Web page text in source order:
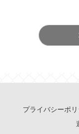
プライバシーポ